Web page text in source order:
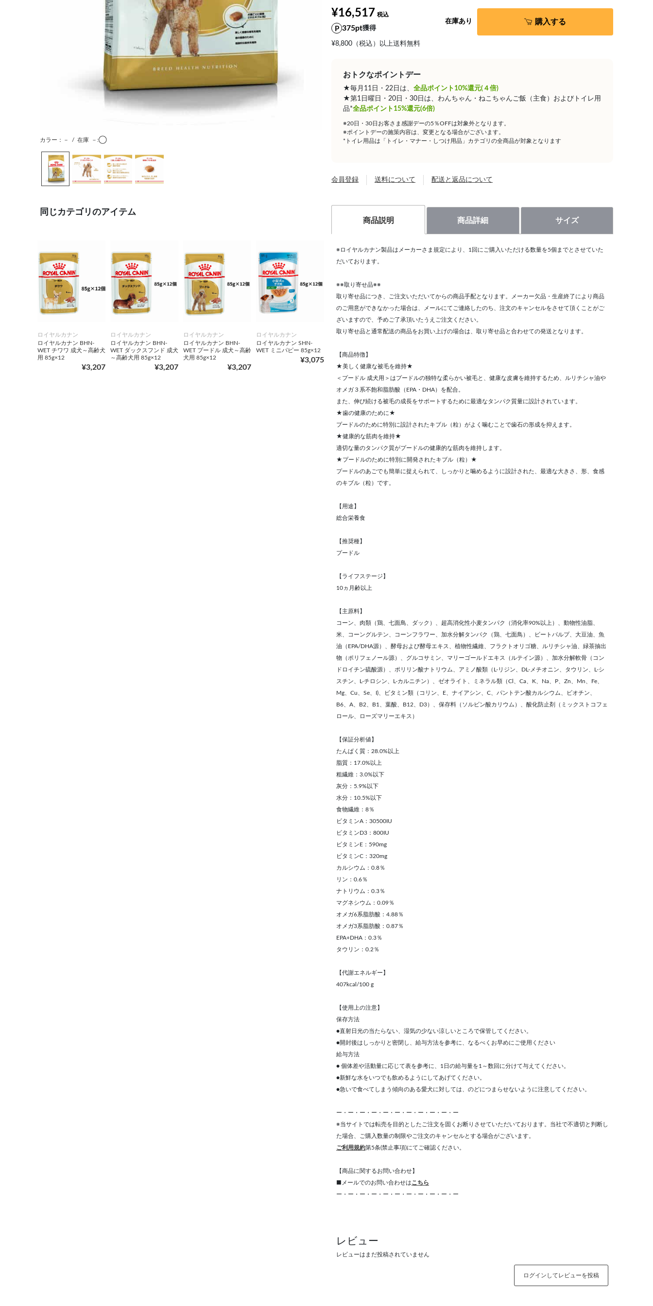
カラー：－ / 在庫 －:◯
同じカテゴリのアイテム
ロイヤルカナン
ロイヤルカナン BHN-
WET チワワ 成犬～高齢犬
用 85g×12
¥3,207
ロイヤルカナン
ロイヤルカナン BHN-
WET ダックスフンド 成犬
～高齢犬用 85g×12
¥3,207
ロイヤルカナン
ロイヤルカナン BHN-
WET プードル 成犬～高齢
犬用 85g×12
¥3,207
ロイヤルカナン
ロイヤルカナン SHN-
WET ミニパピー 85g×12
¥3,075
¥16,517
375pt獲得
¥8,800（税込）以上送料無料
在庫あり 購入する
おトクなポイントデー
★毎月11日・22日は、 全品ポイント10%還元(４倍)
★第1日曜日・20日・30日は、わんちゃん・ねこちゃんご飯（主食）およびトイレ用
品*全品ポイント15%還元(6倍)
※20日・30日お客さま感謝デーの5％OFFは対象外となります。
※ポイントデーの施策内容は、変更となる場合がございます。
*トイレ用品は「トイレ・マナー・しつけ用品」カテゴリの全商品が対象となります
会員登録 送料について 配送と返品について
商品説明 商品詳細 サイズ
※ロイヤルカナン製品はメーカーさま規定により、1回にご購入いただける数量を5個までとさせていた
だいております。
※※取り寄せ品※※
取り寄せ品につき、ご注文いただいてからの商品手配となります。メーカー欠品・生産終了により商品
のご用意ができなかった場合は、メールにてご連絡したのち、注文のキャンセルをさせて頂くことがご
ざいますので、予めご了承頂いたうえご注文ください。
取り寄せ品と通常配送の商品をお買い上げの場合は、取り寄せ品と合わせての発送となります。
【商品特徴】
★美しく健康な被毛を維持★
＜プードル 成犬用＞はプードルの独特な柔らかい被毛と、健康な皮膚を維持するため、ルリチシャ油や
オメガ３系不飽和脂肪酸（EPA・DHA）を配合。
また、伸び続ける被毛の成長をサポートするために最適なタンパク質量に設計されています。
★歯の健康のために★
プードルのために特別に設計されたキブル（粒）がよく噛むことで歯石の形成を抑えます。
★健康的な筋肉を維持★
適切な量のタンパク質がプードルの健康的な筋肉を維持します。
★プードルのために特別に開発されたキブル（粒）★
プードルのあごでも簡単に捉えられて、しっかりと噛めるように設計された、最適な大きさ、形、食感
のキブル（粒）です。
【用途】
総合栄養食
【推奨種】
プードル
【ライフステージ】
10ヵ月齢以上
【主原料】
コーン、肉類（鶏、七面鳥、ダック）、超高消化性小麦タンパク（消化率90%以上）、動物性油脂、
米、コーングルテン、コーンフラワー、加水分解タンパク（鶏、七面鳥）、ビートパルプ、大豆油、魚
油（EPA/DHA源）、酵母および酵母エキス、植物性繊維、フラクトオリゴ糖、ルリチシャ油、緑茶抽出
物（ポリフェノール源）、グルコサミン、マリーゴールドエキス（ルテイン源）、加水分解軟骨（コン
ドロイチン硫酸源）、ポリリン酸ナトリウム、アミノ酸類（L-リジン、DL-メチオニン、タウリン、L-シ
スチン、L-チロシン、L-カルニチン）、ゼオライト、ミネラル類（Cl、Ca、K、Na、P、Zn、Mn、Fe、
Mg、Cu、Se、I)、ビタミン類（コリン、E、ナイアシン、C、パントテン酸カルシウム、ビオチン、
B6、A、B2、B1、葉酸、B12、D3）、保存料（ソルビン酸カリウム）、酸化防止剤（ミックストコフェ
ロール、ローズマリーエキス）
【保証分析値】
たんぱく質：28.0%以上
脂質：17.0%以上
粗繊維：3.0%以下
灰分：5.9%以下
水分：10.5%以下
食物繊維：8％
ビタミンA：30500IU
ビタミンD3：800IU
ビタミンE：590mg
ビタミンC：320mg
カルシウム：0.8％
リン：0.6％
ナトリウム：0.3％
マグネシウム：0.09％
オメガ6系脂肪酸：4.88％
オメガ3系脂肪酸：0.87％
EPA+DHA：0.3％
タウリン：0.2％
【代謝エネルギー】
407kcal/100 g
【使用上の注意】
保存方法
●直射日光の当たらない、湿気の少ない涼しいところで保管してください。
●開封後はしっかりと密閉し、給与方法を参考に、なるべくお早めにご使用ください
給与方法
● 個体差や活動量に応じて表を参考に、1日の給与量を1～数回に分けて与えてください。
●新鮮な水をいつでも飲めるようにしてあげてください。
●急いで食べてしまう傾向のある愛犬に対しては、のどにつまらせないように注意してください。
ー・ー・ー・ー・ー・ー・ー・ー・ー・ー・ー
※当サイトでは転売を目的としたご注文を固くお断りさせていただいております。当社で不適切と判断し
た場合、ご購入数量の制限やご注文のキャンセルとする場合がございます。
ご利用規約第5条(禁止事項)にてご確認ください。
【商品に関するお問い合わせ】
■メールでのお問い合わせはこちら
ー・ー・ー・ー・ー・ー・ー・ー・ー・ー・ー
レビュー
レビューはまだ投稿されていません
ログインしてレビューを投稿